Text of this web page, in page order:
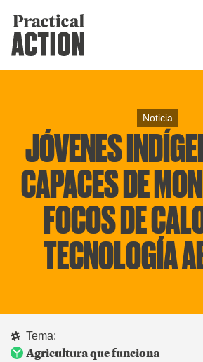
Noticia
JÓVENES
CAPACES DE
FOCOS DE
TECNOLOGÍA
Tema:
Agricultura que funciona